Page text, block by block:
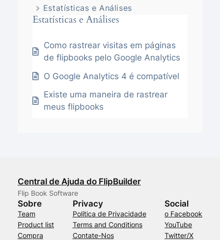
Estatísticas e Análises
Estatísticas e Análises
Como rastrear visitas em páginas
de flipbooks pelo Google Analytics
O Google Analytics 4 é compatível
Existe uma maneira de rastrear
meus flipbooks
Central de Ajuda do FlipBuilder
Flip Book Software
Sobre
Team
Product list
Compra
Privacy
Política de Privacidade
Terms and Conditions
Contate-Nos
Social
o Facebook
YouTube
Twitter/X